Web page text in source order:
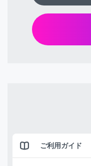
ご利用ガイド